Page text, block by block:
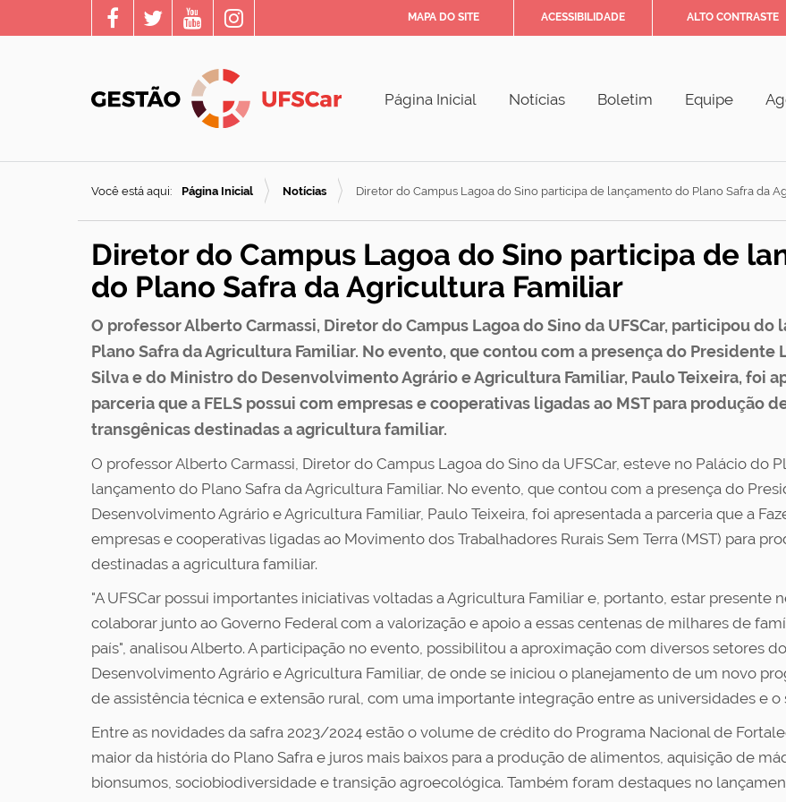
MAPA DO SITE ACESSIBILIDADE ALTO CONTRASTE
Página Inicial Notícias Boletim Equipe
Você está aqui: Página Inicial Notícias Diretor do Campus Lagoa do Sino participa de lançamento do Plano Safra da
Diretor do Campus Lagoa do Sino participa de
do Plano Safra da Agricultura Familiar
O professor Alberto Carmassi, Diretor do Campus Lagoa do Sino da UFSCar, participou do
Plano Safra da Agricultura Familiar. No evento, que contou com a presença do Presidente
Silva e do Ministro do Desenvolvimento Agrário e Agricultura Familiar, Paulo Teixeira, foi
parceria que a FELS possui com empresas e cooperativas ligadas ao MST para produção
transgênicas destinadas a agricultura familiar.
O professor Alberto Carmassi, Diretor do Campus Lagoa do Sino da UFSCar, esteve no Palácio do
lançamento do Plano Safra da Agricultura Familiar. No evento, que contou com a presença do
Desenvolvimento Agrário e Agricultura Familiar, Paulo Teixeira, foi apresentada a parceria que a
empresas e cooperativas ligadas ao Movimento dos Trabalhadores Rurais Sem Terra (MST) para
destinadas a agricultura familiar.
"A UFSCar possui importantes iniciativas voltadas a Agricultura Familiar e, portanto, estar
colaborar junto ao Governo Federal com a valorização e apoio a essas centenas de milhares de
país", analisou Alberto. A participação no evento, possibilitou a aproximação com diversos setores
Desenvolvimento Agrário e Agricultura Familiar, de onde se iniciou o planejamento de um novo
de assistência técnica e extensão rural, com uma importante integração entre as universidades e o
Entre as novidades da safra 2023/2024 estão o volume de crédito do Programa Nacional de
maior da história do Plano Safra e juros mais baixos para a produção de alimentos, aquisição de
bionsumos, sociobiodiversidade e transição agroecológica. Também foram destaques no